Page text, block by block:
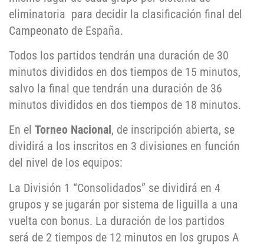
eliminatoria para decidir la clasificación final del
Campeonato de España.
Todos los partidos tendrán una duración de 30
minutos divididos en dos tiempos de 15 minutos,
salvo la final que tendrán una duración de 36
minutos divididos en dos tiempos de 18 minutos.
En el Torneo Nacional , de inscripción abierta, se
dividirá a los inscritos en 3 divisiones en función
del nivel de los equipos:
La División 1 “Consolidados” se dividirá en 4
grupos y se jugarán por sistema de liguilla a una
vuelta con bonus. La duración de los partidos
será de 2 tiempos de 12 minutos en los grupos A